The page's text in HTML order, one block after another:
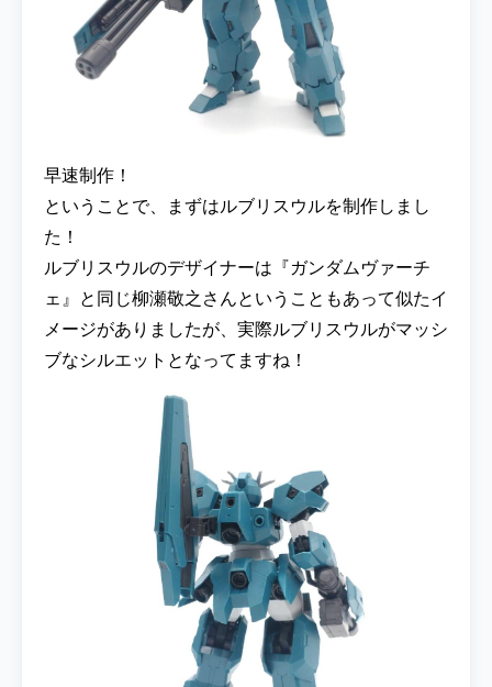
早速制作！
ということで、まずはルブリスウルを制作しまし
た！
ルブリスウルのデザイナーは『ガンダムヴァーチ
ェ』と同じ柳瀬敬之さんということもあって似たイ
メージがありましたが、実際ルブリスウルがマッシ
ブなシルエットとなってますね！